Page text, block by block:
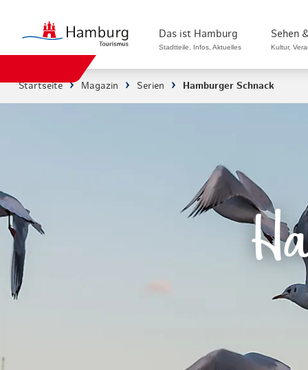
Das ist Hamburg
Stadtteile, Infos, Aktuelles
Hamburg nachhaltig erleben
Ein Tag in Hamburg
Hamburg das ganze Jahr
Sehen
Kultur,
Musicals &
Hamburg
Radfahren
Routen &
Startseite Magazin Serien Hamburger Schnack